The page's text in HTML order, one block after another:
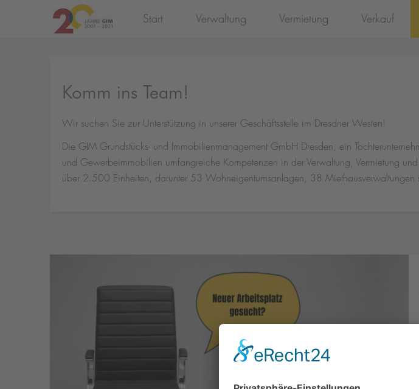
Start Verwaltung Vermietung Verkauf
Komm ins Team!
Wir suchen Sie zur Unterstützung in unserer Geschäftsstelle im Dresdner Westen!
Die GIM Grundstücks- und Immobilienmanagement GmbH Dresden, ein
und Gewerbeimmobilien umfangreiche Kompetenzen in der Verwaltung, Vermietung
über 2.500 Einheiten, darunter 53 Wohneigentumsanlagen, 38 Miethausverwaltungen